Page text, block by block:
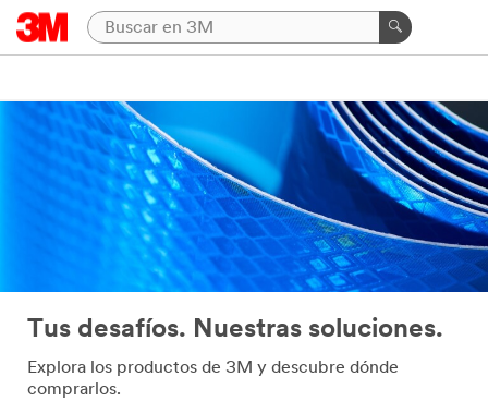
Tus desafíos. Nuestras soluciones.
Explora los productos de 3M y descubre dónde
comprarlos.